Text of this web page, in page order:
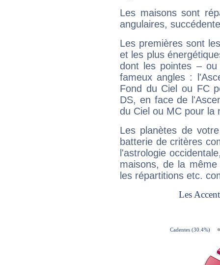
Les maisons sont
angulaires,
Les premières sont
et les plus
dont les pointes –
fameux angles :
Fond du Ciel ou FC
DS, en face de
du Ciel ou MC pour la
Les planètes de
batterie de critères
l'astrologie
maisons, de la
les répartitions etc.